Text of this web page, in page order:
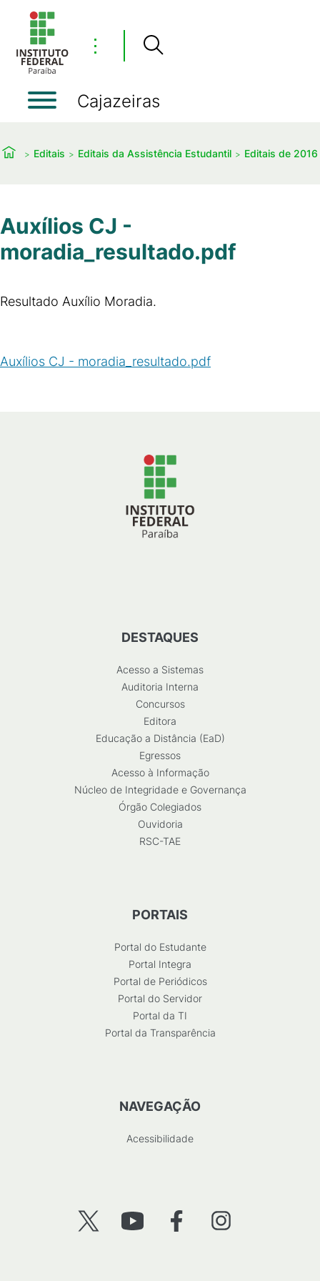
⋮
Cajazeiras
Editais Editais da Assistência Estudantil Editais de 2016
Auxílios CJ -
moradia_resultado.pdf
Resultado Auxílio Moradia.
Auxílios CJ - moradia_resultado.pdf
DESTAQUES
Acesso a Sistemas
Auditoria Interna
Concursos
Editora
Educação a Distância (EaD)
Egressos
Acesso à Informação
Núcleo de Integridade e Governança
Órgão Colegiados
Ouvidoria
RSC-TAE
PORTAIS
Portal do Estudante
Portal Integra
Portal de Periódicos
Portal do Servidor
Portal da TI
Portal da Transparência
NAVEGAÇÃO
Acessibilidade